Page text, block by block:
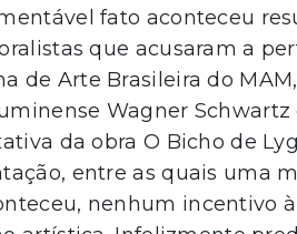
fato aconteceu
que acusaram a
de Arte Brasileira do
Wagner
da obra O Bicho de
entre as quais uma
nenhum incentivo